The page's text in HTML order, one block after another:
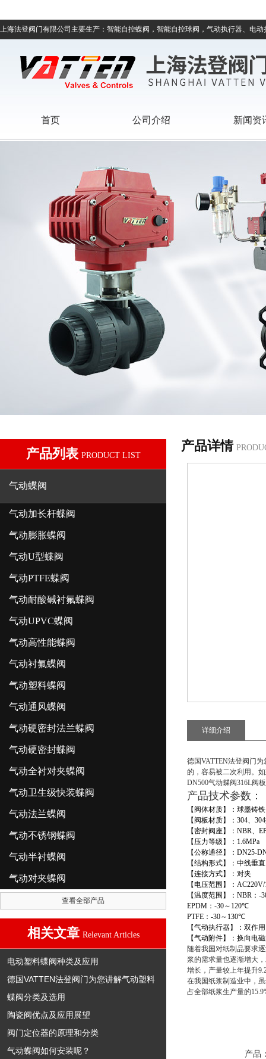
上海法登阀门有限公司主要生产：智能自控蝶阀，智能自控球阀，气动执行器、电
首页 公司介绍 新闻资
产品列表 PRODUCT LIST
气动蝶阀
气动加长杆蝶阀
气动膨胀蝶阀
气动U型蝶阀
气动PTFE蝶阀
气动耐酸碱衬氟蝶阀
气动UPVC蝶阀
气动高性能蝶阀
气动衬氟蝶阀
气动塑料蝶阀
气动通风蝶阀
气动硬密封法兰蝶阀
气动硬密封蝶阀
气动全衬对夹蝶阀
气动卫生级快装蝶阀
气动法兰蝶阀
气动不锈钢蝶阀
气动半衬蝶阀
气动对夹蝶阀
查看全部产品
相关文章 Relevant Articles
电动塑料蝶阀种类及应用
德国VATTEN法登阀门为您讲解气动塑料
蝶阀分类及选用
陶瓷阀优点及应用展望
阀门定位器的原理和分类
气动蝶阀如何安装呢？
产品详情
详细介绍
德国VATTEN法登阀门
的，容易被二次利用。
DN500气动蝶阀316L阀
产品技术参数 ：
【阀体材质】：球墨铸
【阀板材质】： 304、 304
【密封阀座】： NBR、
【压力等级】： 1.6MPa
【公称通径】： DN25-
【结构形式】：中线垂直
【连接方式】：对夹
【电压范围】：
【温度范围】： NBR ： -
EPDM ： -30～ 120℃
PTFE ： -30～ 130℃
【气动执行器】：双作
【气动附件】：换向电
随着我国对纸制品要求
浆的需求量也逐渐增大
增长，产量较上年提升
在我国纸浆制造业中，
占全部纸浆生产量的
产品